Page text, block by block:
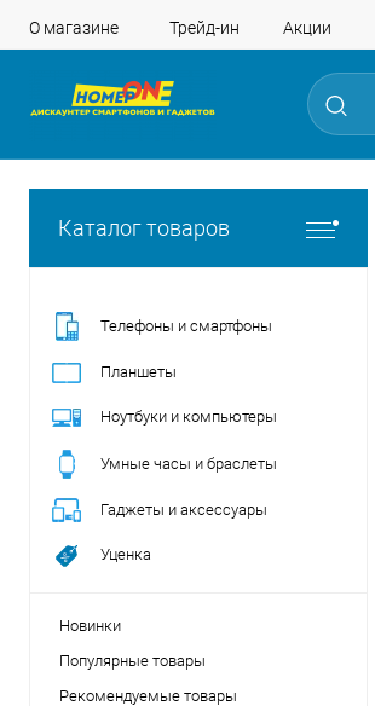
О магазине Трейд-ин Акции
Каталог товаров
Телефоны и смартфоны
Планшеты
Ноутбуки и компьютеры
Умные часы и браслеты
Гаджеты и аксессуары
Уценка
Новинки
Популярные товары
Рекомендуемые товары